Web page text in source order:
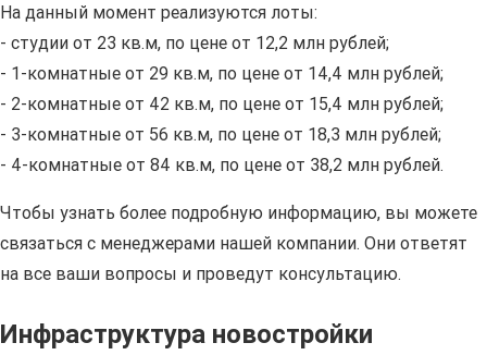
На данный момент реализуются лоты:
- студии от 23 кв.м, по цене от 12,2 млн рублей;
- 1-комнатные от 29 кв.м, по цене от 14,4 млн рублей;
- 2-комнатные от 42 кв.м, по цене от 15,4 млн рублей;
- 3-комнатные от 56 кв.м, по цене от 18,3 млн рублей;
- 4-комнатные от 84 кв.м, по цене от 38,2 млн рублей.
Чтобы узнать более подробную информацию, вы можете
связаться с менеджерами нашей компании. Они ответят
на все ваши вопросы и проведут консультацию.
Инфраструктура новостройки